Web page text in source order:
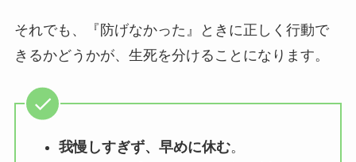
それでも、『防げなかった』ときに正しく行動で
きるかどうかが、生死を分けることになります。
我慢しすぎず、早めに休む。